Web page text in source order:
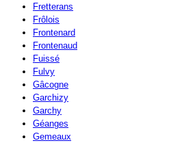
Fretterans
Frôlois
Frontenard
Frontenaud
Fuissé
Fulvy
Gâcogne
Garchizy
Garchy
Géanges
Gemeaux